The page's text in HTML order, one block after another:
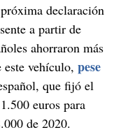
declaración
a partir de
ahorraron más
vehículo, pese
que fijó el
euros para
de 2020.